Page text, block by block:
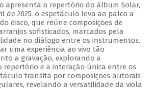
apresenta o repertório do álbum Solar,
de 2025. o espetáculo leva ao palco a
disco, que reúne composições de
sofisticados, marcados pela
no diálogo entre os instrumentos.
uma experiência ao vivo tão
a gravação, explorando a
repertório e a interação única entre os
transita por composições autorais
revelando a versatilidade da viola